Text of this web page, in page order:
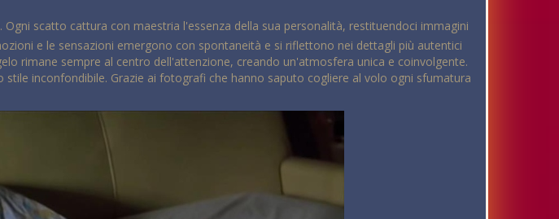
. Ogni scatto cattura con maestria l'essenza della sua personalità, restituendoci immagini
e le sensazioni emergono con spontaneità e si riflettono nei dettagli più autentici
rimane sempre al centro dell'attenzione, creando un'atmosfera unica e coinvolgente.
inconfondibile. Grazie ai fotografi che hanno saputo cogliere al volo ogni sfumatura